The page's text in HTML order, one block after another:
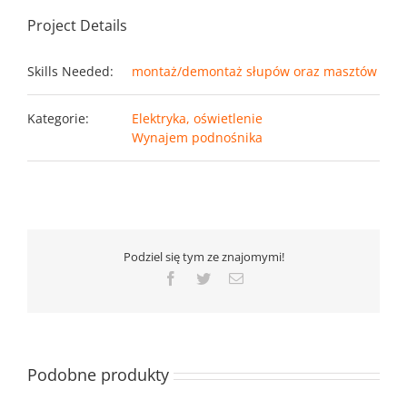
Project Details
Skills Needed: montaż/demontaż słupów oraz masztów
Kategorie:
Elektryka, oświetlenie
Wynajem podnośnika
Podziel się tym ze znajomymi!
Facebook
TwitterEmail
Podobne produkty